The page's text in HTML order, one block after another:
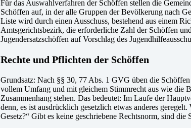
Für das Auswahlverfahren der Schöffen stellen die
Schöffen auf, in der alle Gruppen der Bevölkerung nach
Liste wird durch einen Ausschuss, bestehend aus einem
Amtsgerichtsbezirk, die erforderliche Zahl der Schöffen
Jugendersatzschöffen auf Vorschlag des
Rechte und Pflichten der Schöffen
Grundsatz: Nach §§ 30, 77 Abs. 1 GVG üben die
vollem Umfang und mit gleichem Stimmrecht aus wie die
Zusammenhang stehen. Das bedeutet: Im Laufe der
denn, es ist ausdrücklich gesetzlich etwas anderes
Gesetz?“ Gibt es keine geschriebene Rechtsnorm, sind